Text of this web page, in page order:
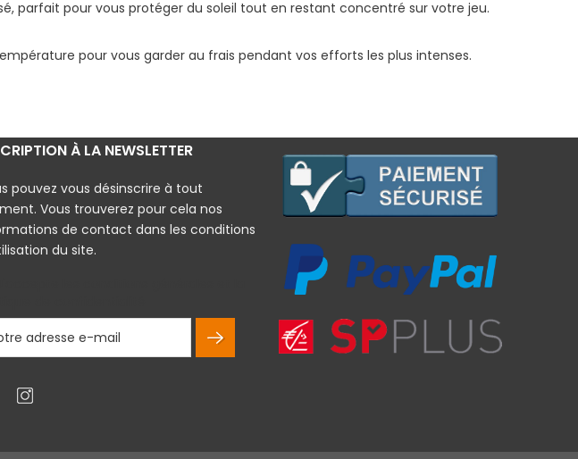
parfait pour vous protéger du soleil tout en restant concentré sur votre jeu.
pour vous garder au frais pendant vos efforts les plus intenses.
À LA NEWSLETTER
pouvez vous désinscrire à tout
Vous trouverez pour cela nos
de contact dans les conditions
du site.